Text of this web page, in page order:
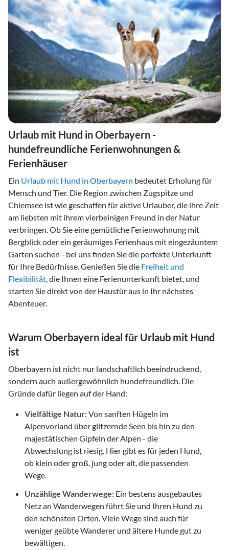
Urlaub mit Hund in Oberbayern -
hundefreundliche Ferienwohnungen &
Ferienhäuser
Ein Urlaub mit Hund in Oberbayern bedeutet Erholung für
Mensch und Tier. Die Region zwischen Zugspitze und
Chiemsee ist wie geschaffen für aktive Urlauber, die ihre Zeit
am liebsten mit ihrem vierbeinigen Freund in der Natur
verbringen. Ob Sie eine gemütliche Ferienwohnung mit
Bergblick oder ein geräumiges Ferienhaus mit eingezäuntem
Garten suchen - bei uns finden Sie die perfekte Unterkunft
für Ihre Bedürfnisse. Genießen Sie die Freiheit und
Flexibilität, die Ihnen eine Ferienunterkunft bietet, und
starten Sie direkt von der Haustür aus in Ihr nächstes
Abenteuer.
Warum Oberbayern ideal für Urlaub mit Hund
ist
Oberbayern ist nicht nur landschaftlich beeindruckend,
sondern auch außergewöhnlich hundefreundlich. Die
Gründe dafür liegen auf der Hand:
Vielfältige Natur:Von sanften Hügeln im
Alpenvorland über glitzernde Seen bis hin zu den
majestätischen Gipfeln der Alpen - die
Abwechslung ist riesig. Hier gibt es für jeden Hund,
ob klein oder groß, jung oder alt, die passenden
Wege.
Unzählige Wanderwege: Ein bestens ausgebautes
Netz an Wanderwegen führt Sie und Ihren Hund zu
den schönsten Orten. Viele Wege sind auch für
weniger geübte Wanderer und ältere Hunde gut zu
bewältigen.